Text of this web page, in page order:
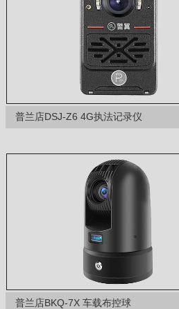
普兰店DSJ-Z6 4G执法记录仪
普兰店BKQ-7X 车载布控球